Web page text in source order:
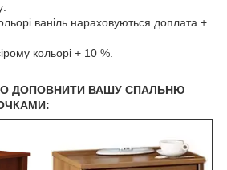
ваніль нараховуються доплата +
кольорі + 10 %.
ДОПОВНИТИ ВАШУ СПАЛЬНЮ